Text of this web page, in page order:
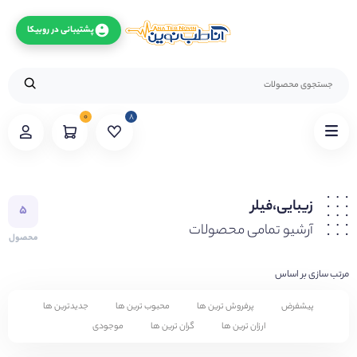
۰ ۸
زیبایی،فیلر
آرشیو تمامی محصولات
۵
محصول
مرتب سازی بر اساس
پیشفرض پرفروش ترین ها محبوب ترین ها
جدیدترین ها
ارزان ترین ها
گران ترین ها موجودی
پشتیبانی در روبیکا